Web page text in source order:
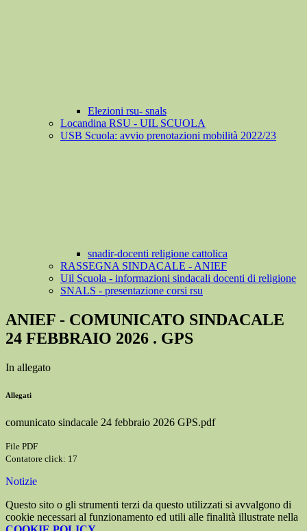
Elezioni rsu- snals
Locandina RSU - UIL SCUOLA
USB Scuola: avvio prenotazioni mobilità 2022/23
snadir-docenti religione cattolica
RASSEGNA SINDACALE - ANIEF
Uil Scuola - informazioni sindacali docenti di religione
SNALS - presentazione corsi rsu
ANIEF - COMUNICATO SINDACALE
24 FEBBRAIO 2026 . GPS
In allegato
Allegati
comunicato sindacale 24 febbraio 2026 GPS.pdf
File PDF
Contatore click: 17
Notizie
Questo sito o gli strumenti terzi da questo utilizzati si avvalgono di
cookie necessari al funzionamento ed utili alle finalità illustrate nella